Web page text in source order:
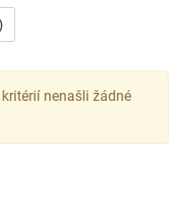
nenašli žádné